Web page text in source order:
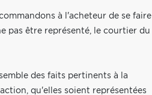
à l'acheteur de se faire
pas être représenté, le courtier du
des faits pertinents à la
qu'elles soient représentées